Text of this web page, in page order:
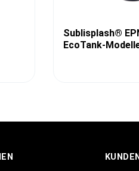
Sublisplash®
EcoTank-